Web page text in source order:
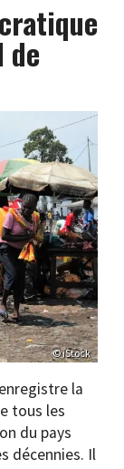
de
© iStock
la
tous les
du pays
décennies. Il